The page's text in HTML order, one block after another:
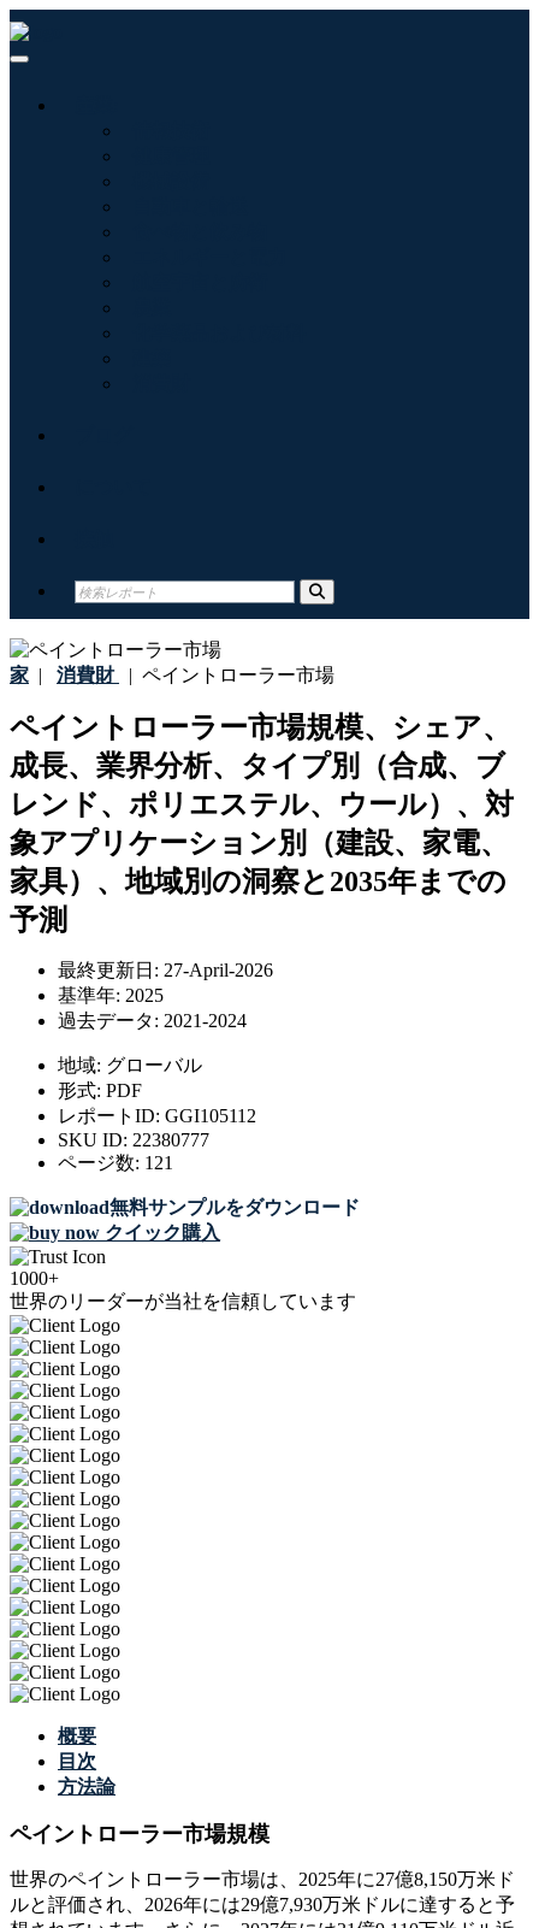
家 | 消費財 | ペイントローラー市場
ペイントローラー市場規模、シェア、
成長、業界分析、タイプ別（合成、ブ
レンド、ポリエステル、ウール）、対
象アプリケーション別（建設、家電、
家具）、地域別の洞察と2035年までの
予測
最終更新日: 27-April-2026
基準年: 2025
過去データ: 2021-2024
地域: グローバル
形式: PDF
レポートID: GGI105112
SKU ID: 22380777
ページ数: 121
無料サンプルをダウンロード
クイック購入
1000+
世界のリーダーが当社を信頼しています
概要
目次
方法論
ペイントローラー市場規模
世界のペイントローラー市場は、2025年に27億8,150万米ド
ルと評価され、2026年には29億7,930万米ドルに達すると予